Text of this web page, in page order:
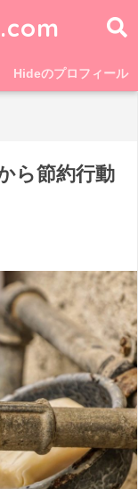
Hideのプロフィール
ら節約行動